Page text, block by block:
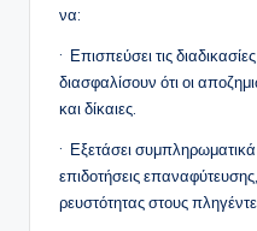
να:
· Επισπεύσει τις
διασφαλίσουν ότι οι
και δίκαιες.
· Εξετάσει
επιδοτήσεις
ρευστότητας στους